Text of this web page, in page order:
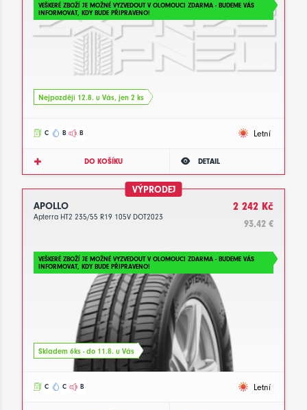
VEŠKERÉ ZBOŽÍ JE MOŽNÉ VYZVEDOUT V OLOMOUCI ZDARMA - BUDEME VÁS
INFORMOVAT, KDY BUDE PŘIPRAVENO!
Nejpozději 12.8. u Vás, jen 2 ks
C B B Letní
DO KOŠÍKU DETAIL
VÝPRODEJ
APOLLO
Apterra HT2 235/55 R19 105V DOT2023
2 242 Kč
93.42 €
VEŠKERÉ ZBOŽÍ JE MOŽNÉ VYZVEDOUT V OLOMOUCI ZDARMA - BUDEME VÁS
INFORMOVAT, KDY BUDE PŘIPRAVENO!
Skladem 6ks - do 11.8. u Vás
C C B Letní